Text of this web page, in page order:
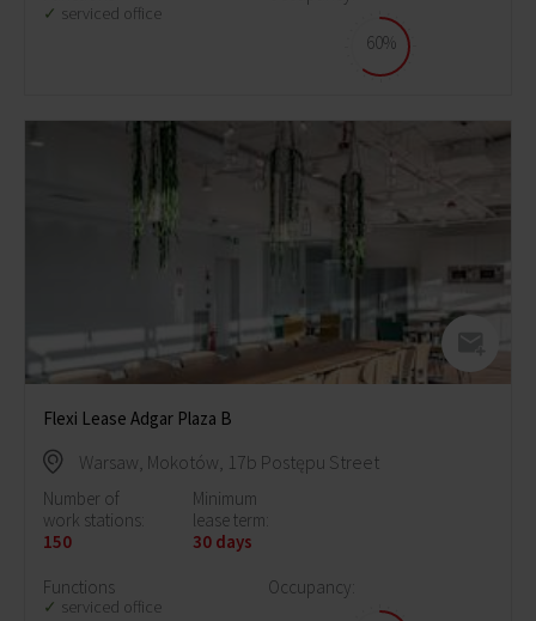
serviced office
60%
Flexi Lease Adgar Plaza B
Warsaw, Mokotów, 17b Postępu Street
Number of
work stations:
150
Minimum
lease term:
30 days
Functions
serviced office
Occupancy: